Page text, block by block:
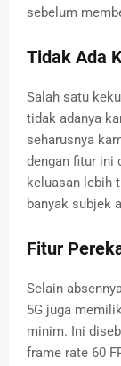
sebelum
Tidak Ada
Salah satu
tidak adanya
seharusnya
dengan fitur ini
keluasan lebih
banyak subjek
Fitur
Selain
5G juga
minim. Ini
frame rate 60